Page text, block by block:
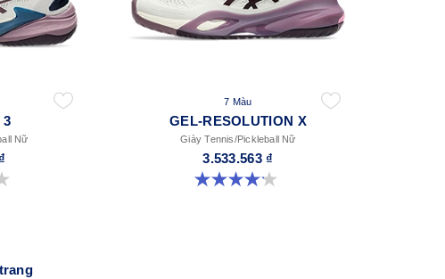
3
Nữ
7 Màu
GEL-RESOLUTION X
Giày Tennis/Pickleball Nữ
3.533.563 ₫
4.2 trong số 5 sao. 68 đánh giá